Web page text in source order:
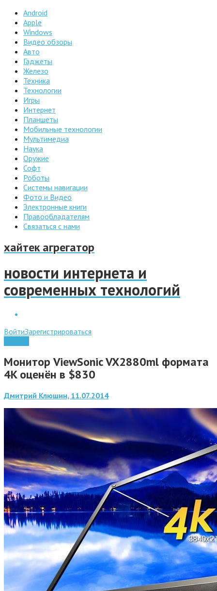
Android
Apple
Windows
Видео обзоры
Авто
Гаджеты
Железо
Техника
Технологии
Игры
Интернет
Планшеты
Мобильные технологии
Мультимедиа
Наука
Оружие
Софт
Роботы
Системы навигации
Фото и Видео
Электронные книги
Правообладателям
Связаться с нами
хайтек агрегатор
новости интернета и
современных технологий
ВойтиЗарегистрироваться
Монитор ViewSonic VX2880ml формата
4K оценён в $830
Дмитрий Клюшин, 11.07.2014